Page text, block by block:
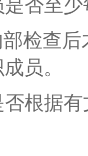
是否至
检查
员。
根据